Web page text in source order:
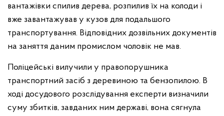
вантажівки спилив дерева, розпилив їх на колоди і
вже завантажував у кузов для подальшого
транспортування. Відповідних дозвільних документів
на заняття даним промислом чоловік не мав.
Поліцейські вилучили у правопорушника
транспортний засіб з деревиною та бензопилою. В
ході досудового розслідування експерти визначили
суму збитків, завданих ним державі, вона сягнула